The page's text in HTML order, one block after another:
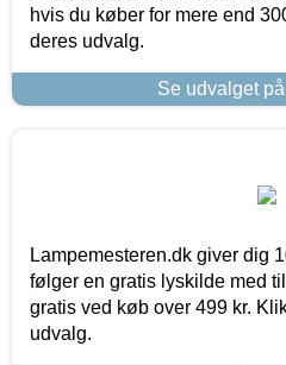
hvis du køber for mere end
deres udvalg.
Se udvalget
Lampemesteren.dk giver dig
følger en gratis lyskilde med
gratis ved køb over 499 kr.
udvalg.